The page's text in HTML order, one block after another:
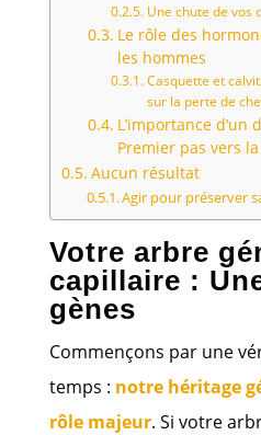
Une chute de vos
Le rôle des
les hommes
Casquette et
sur la perte de
L’importance
Premier pas vers
Aucun résultat
Agir pour préserver
Votre arbre
capillaire :
gènes
Commençons par une
temps : notre héritage
rôle majeur. Si votre